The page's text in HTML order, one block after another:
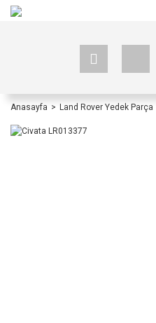
Anasayfa Land Rover Yedek Parça